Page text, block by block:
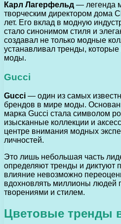
Карл Лагерфельд — легенда
творческим директором дома
лет. Его вклад в модную
стало синонимом стиля и
создавал не только модные
устанавливал тренды,
моды.
Gucci
Gucci — один из самых
брендов в мире моды.
марка Gucci стала символом
изысканные коллекции и
центре внимания модных
личностей.
Это лишь небольшая часть
определяют тренды и диктуют
влияние невозможно
вдохновлять миллионы людей
творениями и стилем.
Цветовые тренды